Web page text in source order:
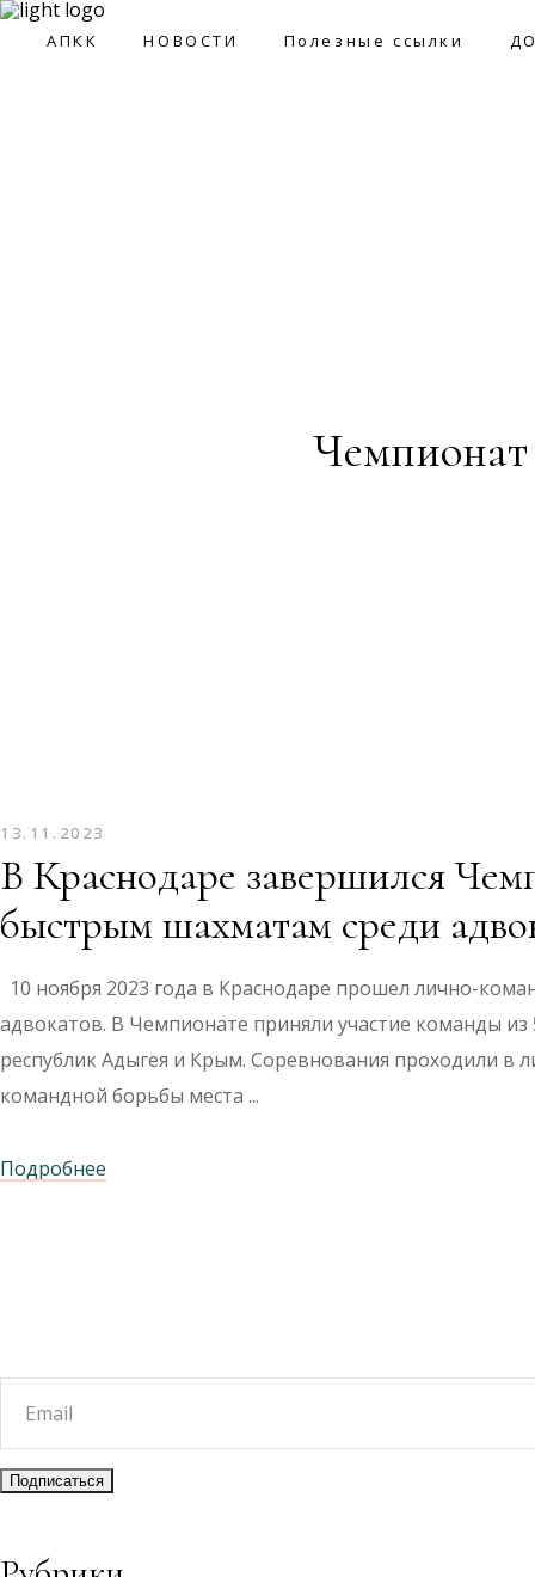
АПКК НОВОСТИ Полезные ссылки
13.11.2023
В Краснодаре завершился
быстрым шахматам среди
10 ноября 2023 года в Краснодаре прошел лично-
адвокатов. В Чемпионате приняли участие команды из
республик Адыгея и Крым. Соревнования проходили
командной борьбы места
Подробнее